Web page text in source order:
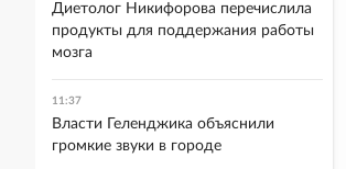
Диетолог Никифорова перечислила
продукты для поддержания работы
мозга
11:37
Власти Геленджика объяснили
громкие звуки в городе